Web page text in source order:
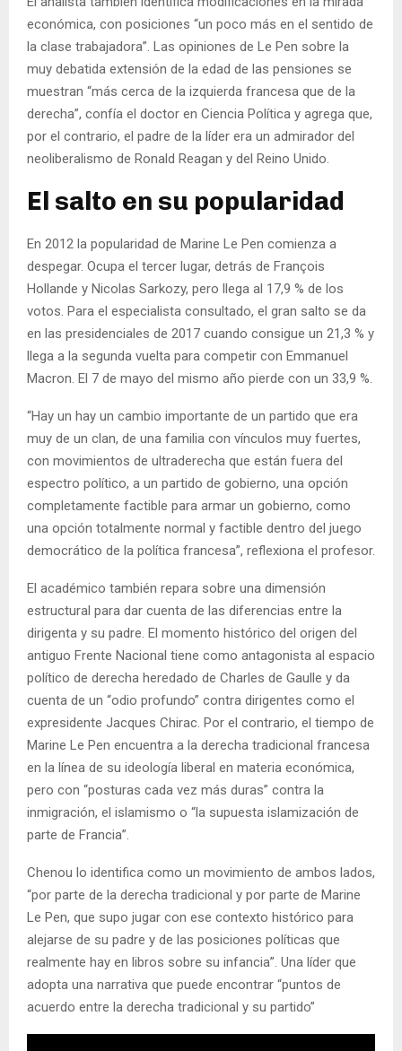
económica, con posiciones “un poco más en el sentido de
la clase trabajadora”. Las opiniones de Le Pen sobre la
muy debatida extensión de la edad de las pensiones se
muestran “más cerca de la izquierda francesa que de la
derecha”, confía el doctor en Ciencia Política y agrega que,
por el contrario, el padre de la líder era un admirador del
neoliberalismo de Ronald Reagan y del Reino Unido.
El salto en su popularidad
En 2012 la popularidad de Marine Le Pen comienza a
despegar. Ocupa el tercer lugar, detrás de François
Hollande y Nicolas Sarkozy, pero llega al 17,9 % de los
votos. Para el especialista consultado, el gran salto se da
en las presidenciales de 2017 cuando consigue un 21,3 % y
llega a la segunda vuelta para competir con Emmanuel
Macron. El 7 de mayo del mismo año pierde con un 33,9 %.
“Hay un hay un cambio importante de un partido que era
muy de un clan, de una familia con vínculos muy fuertes,
con movimientos de ultraderecha que están fuera del
espectro político, a un partido de gobierno, una opción
completamente factible para armar un gobierno, como
una opción totalmente normal y factible dentro del juego
democrático de la política francesa”, reflexiona el profesor.
El académico también repara sobre una dimensión
estructural para dar cuenta de las diferencias entre la
dirigenta y su padre. El momento histórico del origen del
antiguo Frente Nacional tiene como antagonista al espacio
político de derecha heredado de Charles de Gaulle y da
cuenta de un “odio profundo” contra dirigentes como el
expresidente Jacques Chirac. Por el contrario, el tiempo de
Marine Le Pen encuentra a la derecha tradicional francesa
en la línea de su ideología liberal en materia económica,
pero con “posturas cada vez más duras” contra la
inmigración, el islamismo o “la supuesta islamización de
parte de Francia”.
Chenou lo identifica como un movimiento de ambos lados,
“por parte de la derecha tradicional y por parte de Marine
Le Pen, que supo jugar con ese contexto histórico para
alejarse de su padre y de las posiciones políticas que
realmente hay en libros sobre su infancia”. Una líder que
adopta una narrativa que puede encontrar “puntos de
acuerdo entre la derecha tradicional y su partido”